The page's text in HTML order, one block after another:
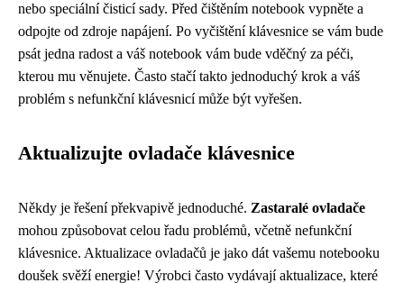
nebo speciální čisticí sady. Před čištěním notebook vypněte a
odpojte od zdroje napájení. Po vyčištění klávesnice se vám bude
psát jedna radost a váš notebook vám bude vděčný za péči,
kterou mu věnujete. Často stačí takto jednoduchý krok a váš
problém s nefunkční klávesnicí může být vyřešen.
Aktualizujte ovladače klávesnice
Někdy je řešení překvapivě jednoduché. Zastaralé ovladače
mohou způsobovat celou řadu problémů, včetně nefunkční
klávesnice. Aktualizace ovladačů je jako dát vašemu notebooku
doušek svěží energie! Výrobci často vydávají aktualizace, které